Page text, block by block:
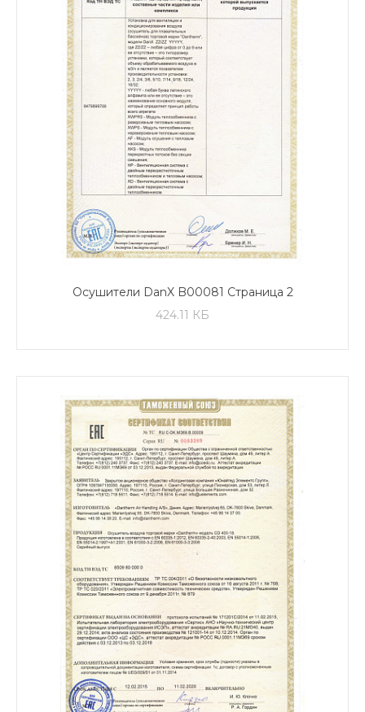
Осушители DanX B00081 Страница 2
424.11 КБ